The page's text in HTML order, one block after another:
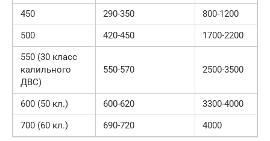
450
290-350
800-1200
500
420-450
1700-2200
550 (30 класс
калильного
ДВС)
550-570 2500-3500
600 (50 кл.) 600-620
3300-4000
700 (60 кл.)
690-720 4000